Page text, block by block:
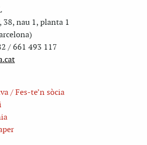
38, nau 1, planta 1
/ 661 493 117
/ Fes-te’n sòcia